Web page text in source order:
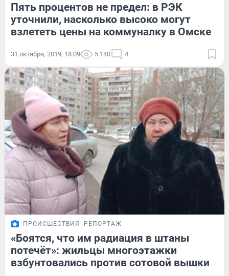
Пять процентов не предел: в РЭК
уточнили, насколько высоко могут
взлететь цены на коммуналку в Омске
31 октября, 2019, 18:09 5 140 4
ПРОИСШЕСТВИЯ РЕПОРТАЖ
«Боятся, что им радиация в штаны
потечёт»: жильцы многоэтажки
взбунтовались против сотовой вышки